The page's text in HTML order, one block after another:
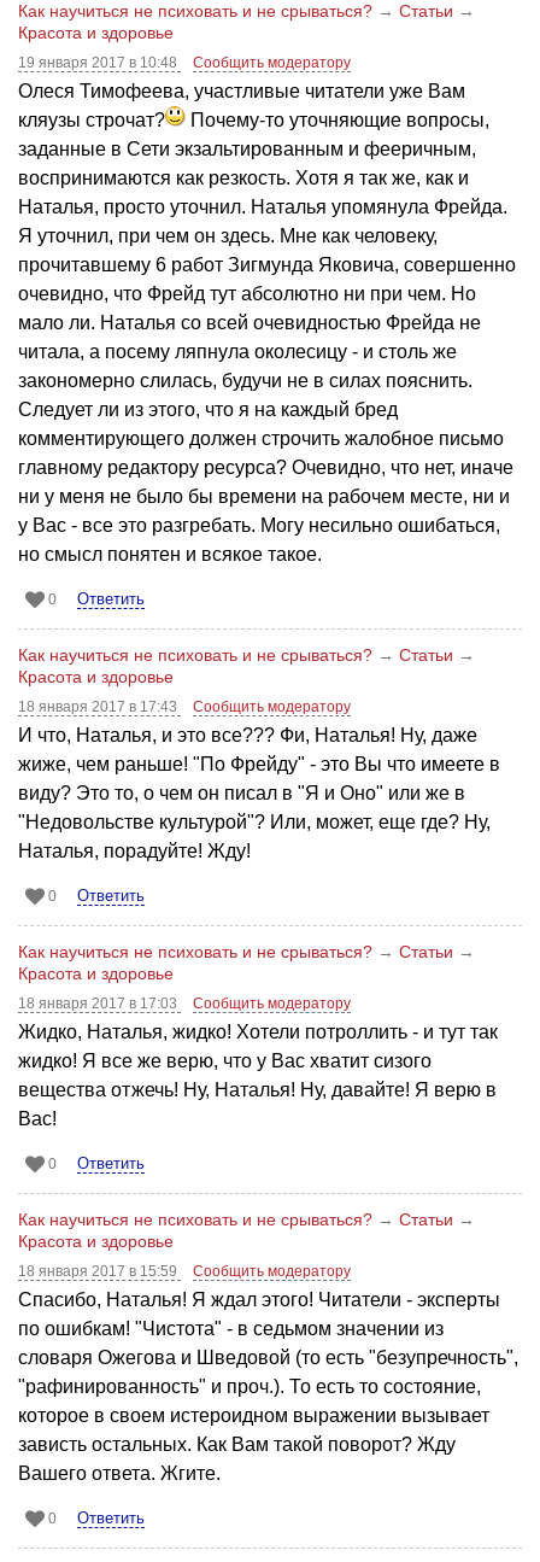
Как научиться не психовать и не срываться? → Статьи →
Красота и здоровье
19 января 2017 в 10:48 Сообщить модератору
Олеся Тимофеева, участливые читатели уже Вам
кляузы строчат?
Почему-то уточняющие вопросы,
заданные в Сети экзальтированным и фееричным,
воспринимаются как резкость. Хотя я так же, как и
Наталья, просто уточнил. Наталья упомянула Фрейда.
Я уточнил, при чем он здесь. Мне как человеку,
прочитавшему 6 работ Зигмунда Яковича, совершенно
очевидно, что Фрейд тут абсолютно ни при чем. Но
мало ли. Наталья со всей очевидностью Фрейда не
читала, а посему ляпнула околесицу - и столь же
закономерно слилась, будучи не в силах пояснить.
Следует ли из этого, что я на каждый бред
комментирующего должен строчить жалобное письмо
главному редактору ресурса? Очевидно, что нет, иначе
ни у меня не было бы времени на рабочем месте, ни и
у Вас - все это разгребать. Могу несильно ошибаться,
но смысл понятен и всякое такое.
0 Ответить
Как научиться не психовать и не срываться? → Статьи →
Красота и здоровье
18 января 2017 в 17:43 Сообщить модератору
И что, Наталья, и это все??? Фи, Наталья! Ну, даже
жиже, чем раньше! "По Фрейду" - это Вы что имеете в
виду? Это то, о чем он писал в "Я и Оно" или же в
"Недовольстве культурой"? Или, может, еще где? Ну,
Наталья, порадуйте! Жду!
0 Ответить
Как научиться не психовать и не срываться? → Статьи →
Красота и здоровье
18 января 2017 в 17:03 Сообщить модератору
Жидко, Наталья, жидко! Хотели потроллить - и тут так
жидко! Я все же верю, что у Вас хватит сизого
вещества отжечь! Ну, Наталья! Ну, давайте! Я верю в
Вас!
0 Ответить
Как научиться не психовать и не срываться? → Статьи →
Красота и здоровье
18 января 2017 в 15:59 Сообщить модератору
Спасибо, Наталья! Я ждал этого! Читатели - эксперты
по ошибкам! "Чистота" - в седьмом значении из
словаря Ожегова и Шведовой (то есть "безупречность",
"рафинированность" и проч.). То есть то состояние,
которое в своем истероидном выражении вызывает
зависть остальных. Как Вам такой поворот? Жду
Вашего ответа. Жгите.
0 Ответить